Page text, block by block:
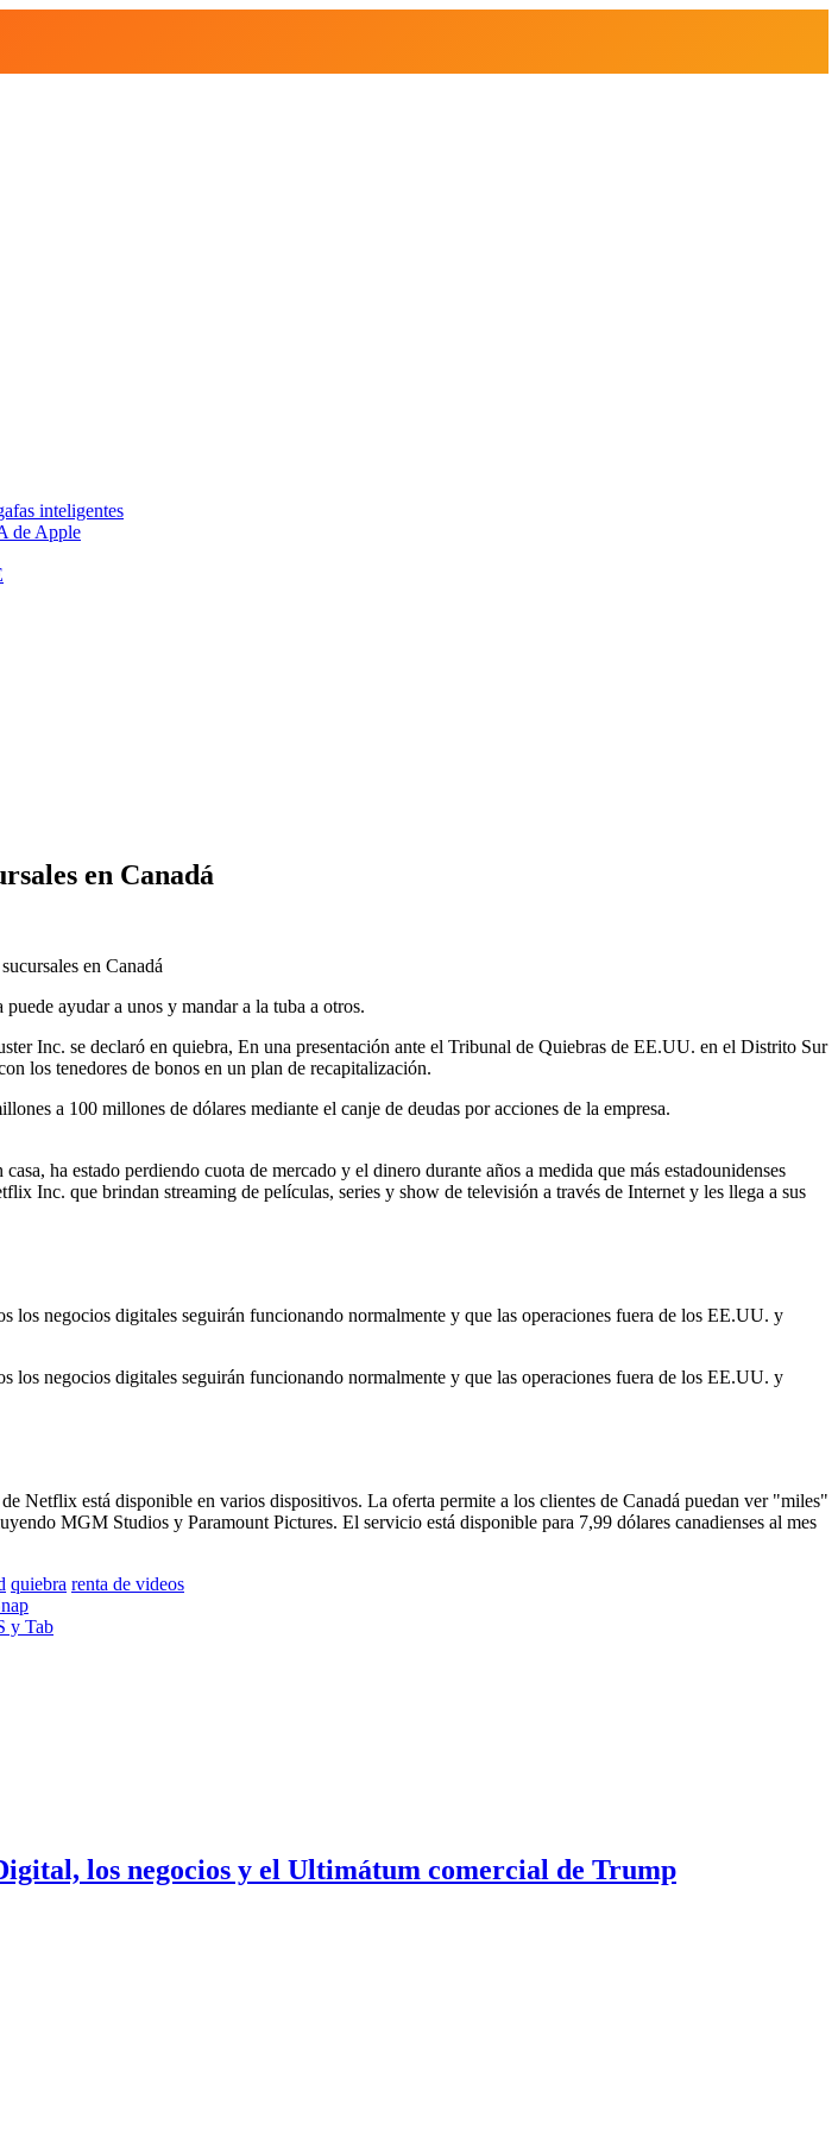
inteligentes
de Apple
en Canadá
en Canadá
ayudar a unos y mandar a la tuba a otros.
Inc. se declaró en quiebra, En una presentación ante el Tribunal de Quiebras de EE.UU. en el Distrito Sur
los tenedores de bonos en un plan de recapitalización.
a 100 millones de dólares mediante el canje de deudas por acciones de la empresa.
ha estado perdiendo cuota de mercado y el dinero durante años a medida que más estadounidenses
Inc. que brindan streaming de películas, series y show de televisión a través de Internet y les llega a sus
negocios digitales seguirán funcionando normalmente y que las operaciones fuera de los EE.UU. y
negocios digitales seguirán funcionando normalmente y que las operaciones fuera de los EE.UU. y
Netflix está disponible en varios dispositivos. La oferta permite a los clientes de Canadá puedan ver "miles"
MGM Studios y Paramount Pictures. El servicio está disponible para 7,99 dólares canadienses al mes
quiebra renta de videos
y Tab
los negocios y el Ultimátum comercial de Trump